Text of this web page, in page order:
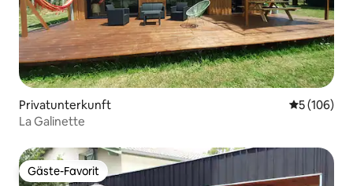
Privatunterkunft
5 (106)
La Galinette
Gäste-Favorit
Gäste-Favorit